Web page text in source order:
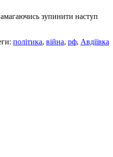
зупинити наступ
політика, війна, рф, Авдіївка